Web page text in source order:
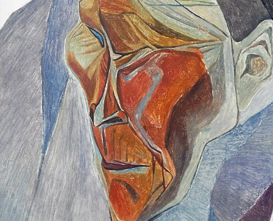
ENG